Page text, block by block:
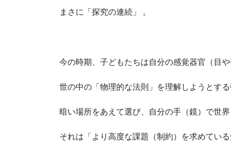
まさに「探究の連続」 。
今の時期、子どもたちは自分の感覚器官（目や
世の中の「物理的な法則」を理解しようとす
暗い場所をあえて選び、自分の手（鏡）で世界
それは「より高度な課題（制約）を求めている